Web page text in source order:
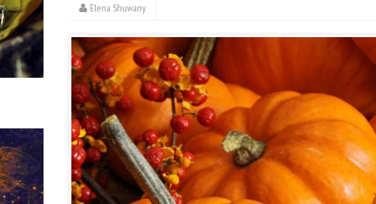
Elena Shuwany